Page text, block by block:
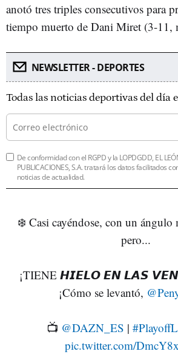
anotó tres triples consecutivos para
tiempo muerto de Dani Miret (3-11,
NEWSLETTER - DEPORTES
Todas las noticias deportivas del día
De conformidad con el RGPD y la LOPDGDD, EL
PUBLICACIONES, S.A. tratará los datos facilitados
noticias de actualidad.
❄️ Casi cayéndose, con un
pero...
¡TIENE 𝙃𝙄𝙀𝙇𝙊 𝙀𝙉 𝙇𝘼𝙎
¡Cómo se levantó,
📺 @DAZN_ES |
pic.twitter.com/